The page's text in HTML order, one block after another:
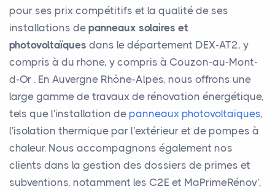
pour ses prix compétitifs et la qualité de ses
installations de panneaux solaires et
photovoltaïques dans le département DEX-AT2, y
compris à du rhone, y compris à Couzon-au-Mont-
d-Or . En Auvergne Rhône-Alpes, nous offrons une
large gamme de travaux de rénovation énergétique,
tels que l'installation de panneaux photovoltaïques,
l'isolation thermique par l'extérieur et de pompes à
chaleur. Nous accompagnons également nos
clients dans la gestion des dossiers de primes et
subventions, notamment les C2E et MaPrimeRénov',